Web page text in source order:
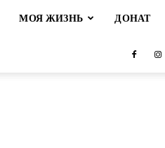
МОЯ ЖИЗНЬ ДОНАТ